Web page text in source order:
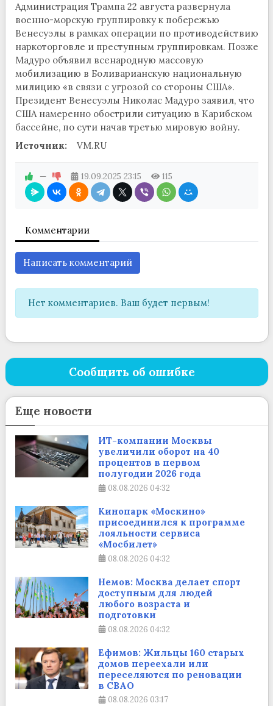
Администрация Трампа 22 августа развернула
военно-морскую группировку к побережью
Венесуэлы в рамках операции по противодействию
наркоторговле и преступным группировкам. Позже
Мадуро объявил всенародную массовую
мобилизацию в Боливарианскую национальную
милицию «в связи с угрозой со стороны США».
Президент Венесуэлы Николас Мадуро заявил, что
США намеренно обострили ситуацию в Карибском
бассейне, по сути начав третью мировую войну.
Источник:
VM.RU
— 19.09.2025 23:15 115
Комментарии
Написать комментарий
Нет комментариев. Ваш будет первым!
Сообщить об ошибке
Еще новости
ИТ-компании Москвы
увеличили оборот на 40
процентов в первом
полугодии 2026 года
08.08.2026 04:32
Кинопарк «Москино»
присоединился к программе
лояльности сервиса
«Мосбилет»
08.08.2026 04:32
Немов: Москва делает спорт
доступным для людей
любого возраста и
подготовки
08.08.2026 04:32
Ефимов: Жильцы 160 старых
домов переехали или
переселяются по реновации
в СВАО
08.08.2026 03:17